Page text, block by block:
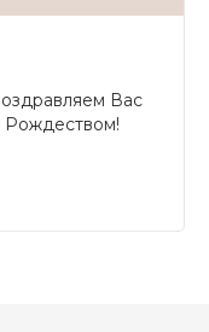
Вас